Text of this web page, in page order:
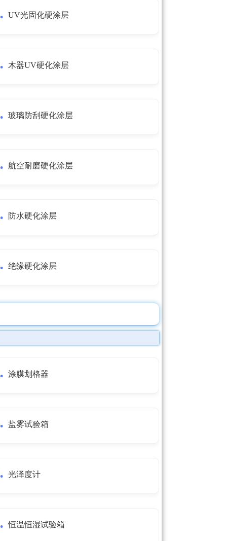
UV光固化硬涂层
木器UV硬化涂层
玻璃防刮硬化涂层
航空耐磨硬化涂层
防水硬化涂层
绝缘硬化涂层
涂膜划格器
盐雾试验箱
光泽度计
恒温恒湿试验箱